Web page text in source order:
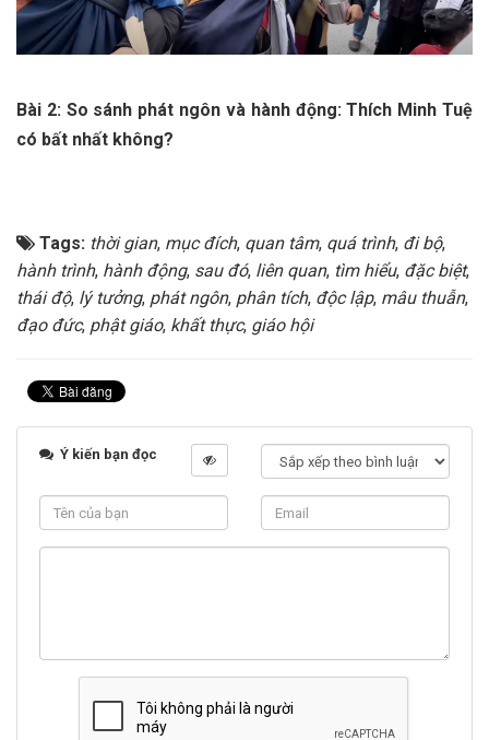
Bài 2: So sánh phát ngôn và hành động: Thích Minh Tuệ
có bất nhất không?
Tags: thời gian, mục đích, quan tâm, quá trình, đi bộ,
hành trình, hành động, sau đó, liên quan, tìm hiểu, đặc biệt,
thái độ, lý tưởng, phát ngôn, phân tích, độc lập, mâu thuẫn,
đạo đức, phật giáo, khất thực, giáo hội
Ý kiến bạn đọc